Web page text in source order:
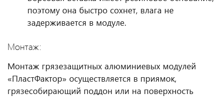
поэтому она быстро сохнет, влага не
задерживается в модуле.
Монтаж:
Монтаж грязезащитных алюминиевых модулей
«ПластФактор» осуществляется в приямок,
грязесобирающий поддон или на поверхность